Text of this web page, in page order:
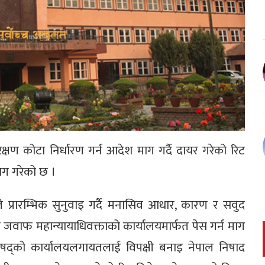
कोटा निर्धारण गर्न आदेश माग गर्दै दायर गरेको रिट
गरेको छ ।
प्रारम्भिक सुनुवाइ गर्दै मनासिव आधार, कारण र सवुद
महान्यायाधिवक्ताको कार्यालयमार्फत पेस गर्न माग
कार्यालयलगायतलाई विपक्षी बनाइ नेपाल निषाद